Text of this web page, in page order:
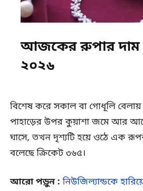
আজকের রুপার দাম
২০২৬
বিশেষ করে সকাল বা গোধূলি
পাহাড়ের উপর কুয়াশা জমে আর
ঘাসে, তখন দৃশ্যটি হয়ে ওঠে এক
বলেছে ক্রিকেট ৩৬৫।
আরো পড়ুন : নিউজিল্যান্ডকে